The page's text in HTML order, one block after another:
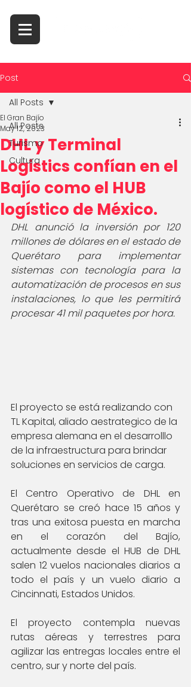
Post
All Posts
Turismo
Cultura
All Posts
DHL y Terminal
Logistics confían en el
Bajío como el HUB
logístico de México.
El Gran Bajío
May 12, 2023
DHL anunció la inversión por 120
millones de dólares en el estado de
Querétaro para implementar
sistemas con tecnología para la
automatización de procesos en sus
instalaciones, lo que les permitirá
procesar 41 mil paquetes por hora.
El proyecto se está realizando con
TL Kapital, aliado aestrategico de la
empresa alemana en el desarrolllo
de la infraestructura para brindar
soluciones en servicios de carga.
El Centro Operativo de DHL en
Querétaro se creó hace 15 años y
tras una exitosa puesta en marcha
en el corazón del Bajío,
actualmente desde el HUB de DHL
salen 12 vuelos nacionales diarios a
todo el país y un vuelo diario a
Cincinnati, Estados Unidos.
El proyecto contempla nuevas
rutas aéreas y terrestres para
agilizar las entregas locales entre el
centro, sur y norte del país.